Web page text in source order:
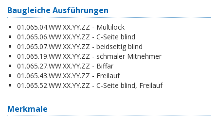
Baugleiche Ausführungen
01.065.04.WW.XX.YY.ZZ - Multilock
01.065.06.WW.XX.YY.ZZ - C-Seite blind
01.065.07.WW.XX.YY.ZZ - beidseitig blind
01.065.19.WW.XX.YY.ZZ - schmaler Mitnehmer
01.065.27.WW.XX.YY.ZZ - Biffar
01.065.43.WW.XX.YY.ZZ - Freilauf
01.065.52.WW.XX.YY.ZZ - C-Seite blind, Freilauf
Merkmale